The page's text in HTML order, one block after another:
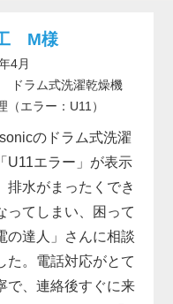
M様
4月
ドラム式洗濯乾燥機
エラー：U11）
のドラム式洗濯
U11エラー」が表示
排水がまったくでき
ってしまい、困って
の達人」さんに相談
た。電話対応がとて
で、連絡後すぐに来